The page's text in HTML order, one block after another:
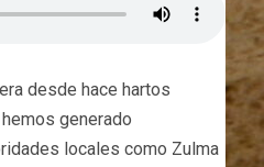
desde hace hartos
generado
locales como Zulma